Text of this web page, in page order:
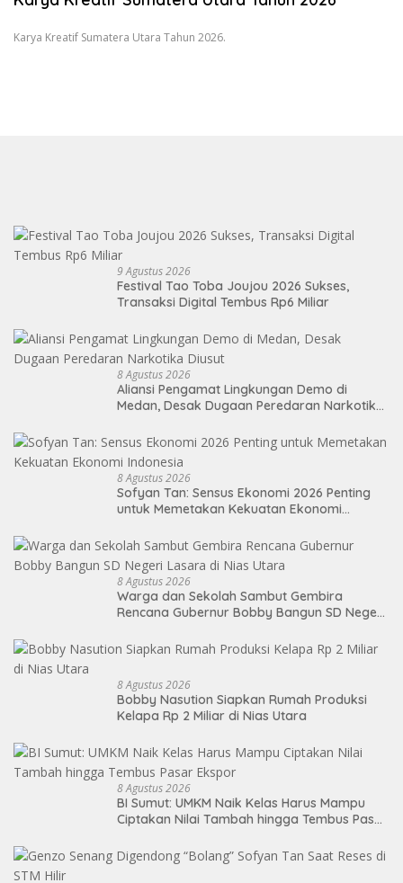
Karya Kreatif Sumatera Utara Tahun 2026.
9 Agustus 2026
Festival Tao Toba Joujou 2026 Sukses,
Transaksi Digital Tembus Rp6 Miliar
8 Agustus 2026
Aliansi Pengamat Lingkungan Demo di
Medan, Desak Dugaan Peredaran Narkotika
8 Agustus 2026
Sofyan Tan: Sensus Ekonomi 2026 Penting
untuk Memetakan Kekuatan Ekonomi
8 Agustus 2026
Warga dan Sekolah Sambut Gembira
Rencana Gubernur Bobby Bangun SD Negeri
8 Agustus 2026
Bobby Nasution Siapkan Rumah Produksi
Kelapa Rp 2 Miliar di Nias Utara
8 Agustus 2026
BI Sumut: UMKM Naik Kelas Harus Mampu
Ciptakan Nilai Tambah hingga Tembus Pasar